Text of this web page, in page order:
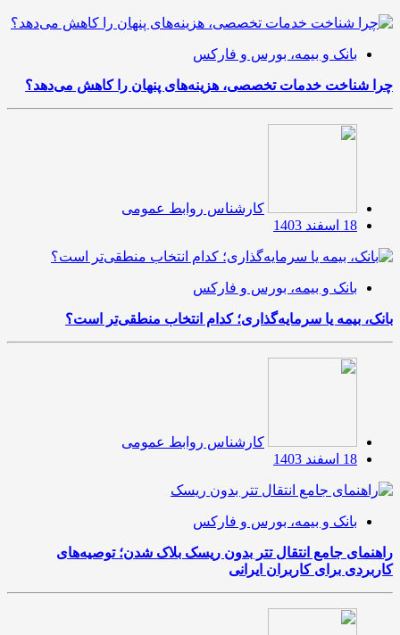
بانک و بیمه، بورس و فارکس
چرا شناخت خدمات تخصصی، هزینه‌های پنهان را کاهش می‌دهد؟
کارشناس روابط عمومی
18 اسفند 1403
بانک و بیمه، بورس و فارکس
بانک، بیمه یا سرمایه‌گذاری؛ کدام انتخاب منطقی‌تر است؟
کارشناس روابط عمومی
18 اسفند 1403
بانک و بیمه، بورس و فارکس
راهنمای جامع انتقال تتر بدون ریسک بلاک شدن؛ توصیه‌های
کاربردی برای کاربران ایرانی